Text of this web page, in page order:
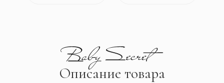
Описание товара